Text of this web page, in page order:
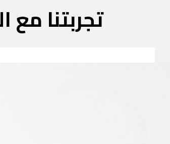
تجربتنا مع